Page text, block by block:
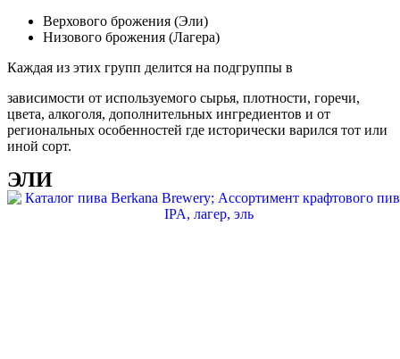
Верхового брожения (Эли)
Низового брожения (Лагера)
Каждая из этих групп делится на подгруппы в
зависимости от используемого сырья, плотности, горечи,
цвета, алкоголя, дополнительных ингредиентов и от
региональных особенностей где исторически варился тот или
иной сорт.
ЭЛИ